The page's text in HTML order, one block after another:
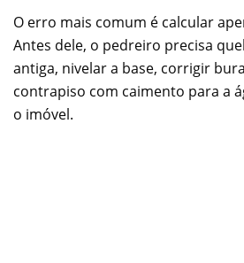
O erro mais comum é calcular
Antes dele, o pedreiro precisa
antiga, nivelar a base, corrigir
contrapiso com caimento para a
o imóvel.